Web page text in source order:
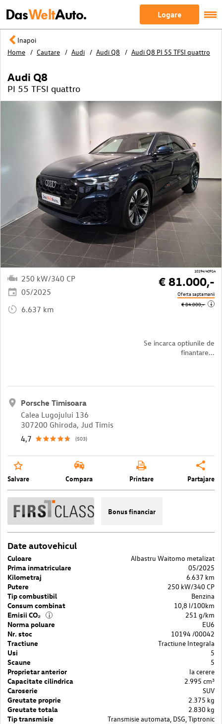
DasWeltAuto. Logare
Inapoi
Home
Cautare Audi Audi Q8 Audi Q8 PI 55 TFSI quattro
10194/40914
Audi Q8
PI 55 TFSI quattro
250 kW/340 CP
05/2025
6.637 km
Se incarca optiunile de
finantare...
€ 81.000,-
Oferta saptamanii
€ 84.000,-
i
Porsche Timisoara
Calea Lugojului 136
307200 Ghiroda, Jud Timis
4,7
(503)
Salvare Compara Printare Partajare
Bonus financiar
Date autovehicul
Culoare
Albastru Waitomo metalizat
Prima inmatriculare
05/2025
Kilometraj
6.637 km
Putere
250 kW/340 CP
Tip combustibil
Benzina
Consum combinat
10,8 l/100km
Emisii CO₂
i
251 g/km
Norma poluare
EU6
Nr. stoc
10194 /00042
Tractiune
Tractiune Integrala
Usi
5
Scaune
5
Proprietar anterior
la cerere
Capacitate cilindrica
2.995 cm³
Caroserie
SUV
Greutate proprie
2.375 kg
Greutate totala
2.830 kg
Tip transmisie
Transmisie automata, DSG, Tiptronic